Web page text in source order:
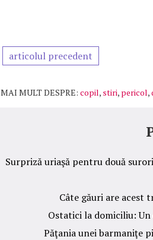
articolul precedent
MAI MULT DESPRE: copil, stiri, pericol,
Surpriză uriaşă pentru două
Câte găuri are acest
Ostatici la domiciliu:
Păţania unei barmaniţe